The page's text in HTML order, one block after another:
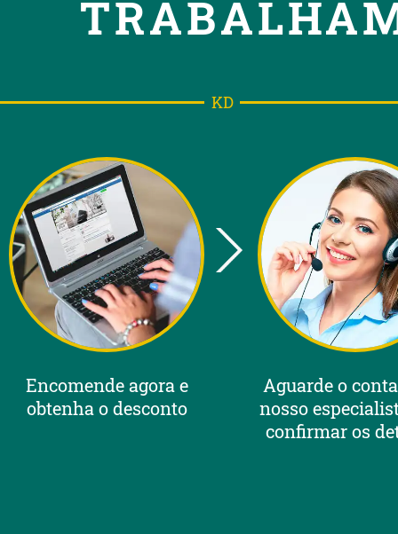
KD
Encomende agora e
obtenha o desconto
Aguarde o
nosso
confirmar os